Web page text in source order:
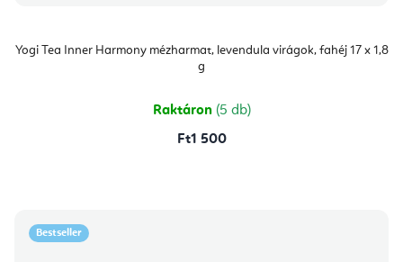
Yogi Tea Inner Harmony mézharmat, levendula virágok, fahéj 17 x 1,8
g
Raktáron (5 db)
Ft1 500
Bestseller